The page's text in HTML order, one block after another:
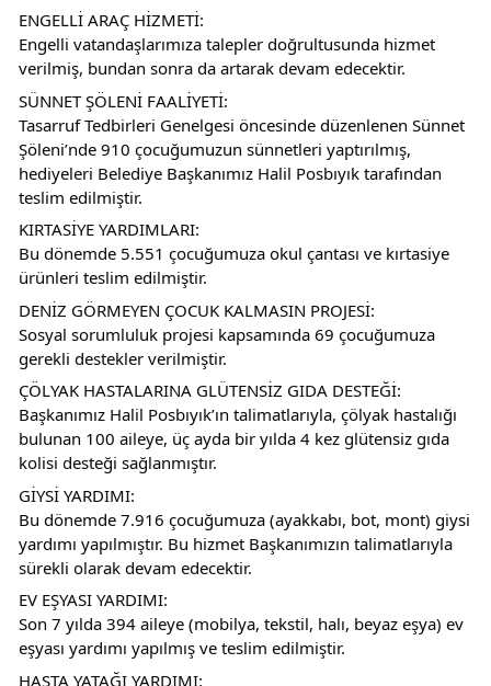
ENGELLİ ARAÇ HİZMETİ:
Engelli vatandaşlarımıza talepler doğrultusunda hizmet
verilmiş, bundan sonra da artarak devam edecektir.
SÜNNET ŞÖLENİ FAALİYETİ:
Tasarruf Tedbirleri Genelgesi öncesinde düzenlenen Sünnet
Şöleni’nde 910 çocuğumuzun sünnetleri yaptırılmış,
hediyeleri Belediye Başkanımız Halil Posbıyık tarafından
teslim edilmiştir.
KIRTASİYE YARDIMLARI:
Bu dönemde 5.551 çocuğumuza okul çantası ve kırtasiye
ürünleri teslim edilmiştir.
DENİZ GÖRMEYEN ÇOCUK KALMASIN PROJESİ:
Sosyal sorumluluk projesi kapsamında 69 çocuğumuza
gerekli destekler verilmiştir.
ÇÖLYAK HASTALARINA GLÜTENSİZ GIDA DESTEĞİ:
Başkanımız Halil Posbıyık’ın talimatlarıyla, çölyak hastalığı
bulunan 100 aileye, üç ayda bir yılda 4 kez glütensiz gıda
kolisi desteği sağlanmıştır.
GİYSİ YARDIMI:
Bu dönemde 7.916 çocuğumuza (ayakkabı, bot, mont) giysi
yardımı yapılmıştır. Bu hizmet Başkanımızın talimatlarıyla
sürekli olarak devam edecektir.
EV EŞYASI YARDIMI:
Son 7 yılda 394 aileye (mobilya, tekstil, halı, beyaz eşya) ev
eşyası yardımı yapılmış ve teslim edilmiştir.
HASTA YATAĞI YARDIMI: